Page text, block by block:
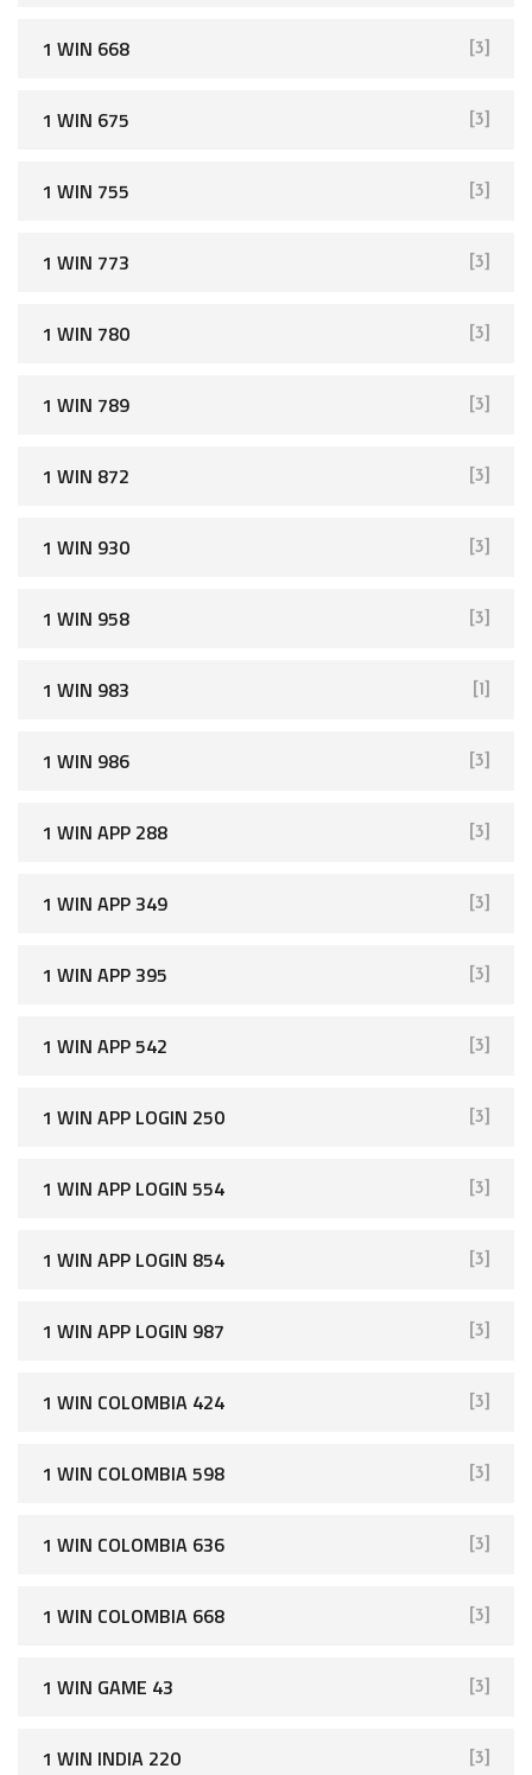
1 WIN 668 [3]
1 WIN 675 [3]
1 WIN 755 [3]
1 WIN 773 [3]
1 WIN 780 [3]
1 WIN 789 [3]
1 WIN 872 [3]
1 WIN 930 [3]
1 WIN 958 [3]
1 WIN 983 [1]
1 WIN 986 [3]
1 WIN APP 288 [3]
1 WIN APP 349 [3]
1 WIN APP 395 [3]
1 WIN APP 542 [3]
1 WIN APP LOGIN 250 [3]
1 WIN APP LOGIN 554 [3]
1 WIN APP LOGIN 854 [3]
1 WIN APP LOGIN 987 [3]
1 WIN COLOMBIA 424 [3]
1 WIN COLOMBIA 598 [3]
1 WIN COLOMBIA 636 [3]
1 WIN COLOMBIA 668 [3]
1 WIN GAME 43 [3]
1 WIN INDIA 220 [3]